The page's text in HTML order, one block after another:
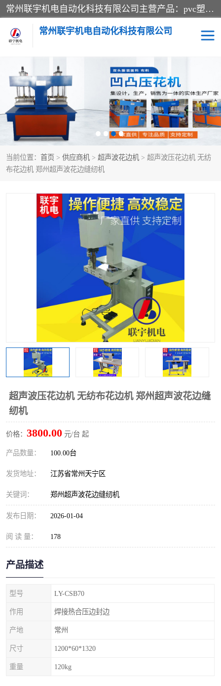
常州联宇机电自动化科技有限公司主营产品：pvc塑料焊机、高频热合机、软膜天花压边机、服装布料凹凸压花机、布料3d压印设备、服装植胶设备、超声波布料花边机、无纺布热合机、全自动压花机。
常州联宇机电自动化科技有限公司
当前位置： 首页 > 供应商机 > 超声波花边机 > 超声波压花边机 无纺
布花边机 郑州超声波花边缝纫机
超声波压花边机 无纺布花边机 郑州超声波花边缝
纫机
价格： 3800.00 元/台 起
产品数量： 100.00台
发货地址： 江苏省常州天宁区
关键词： 郑州超声波花边缝纫机
发布日期： 2026-01-04
阅 读 量： 178
产品描述
型号 LY-CSB70
作用 焊接热合压边封边
产地 常州
尺寸 1200*60*1320
重量 120kg
压花定型机以及压花模具 超声波热合机
高频热合机 超声波花边机
超声波复合压花机 凹凸压花机压标机
3040凹凸压花机 双头服装凹凸压花机
高频压花压标机 自动超声波打片成型机
海绵产品成型机